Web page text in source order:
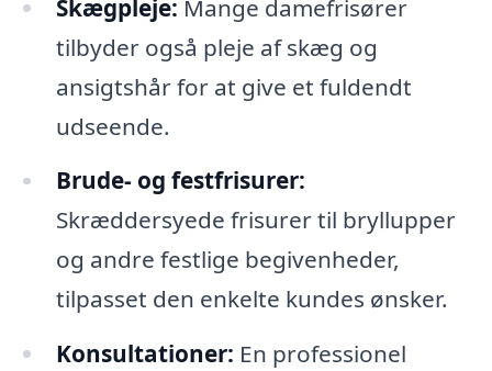
Skægpleje: Mange damefrisører
tilbyder også pleje af skæg og
ansigtshår for at give et fuldendt
udseende.
Brude- og festfrisurer:
Skræddersyede frisurer til bryllupper
og andre festlige begivenheder,
tilpasset den enkelte kundes ønsker.
Konsultationer: En professionel